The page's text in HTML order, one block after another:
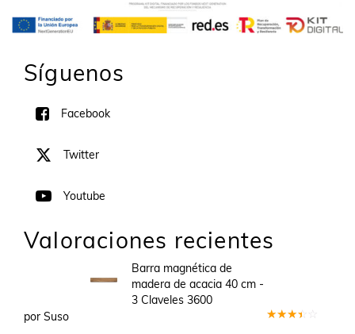
Síguenos
Facebook
Twitter
Youtube
Valoraciones recientes
Barra magnética de
madera de acacia 40 cm -
3 Claveles 3600
por Suso